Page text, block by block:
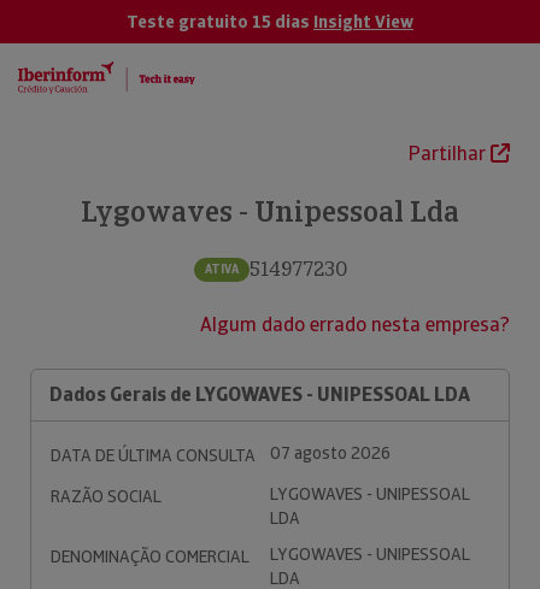
Teste gratuito 15 dias Insight View
Partilhar
Lygowaves - Unipessoal Lda
ATIVA 514977230
Algum dado errado nesta empresa?
Dados Gerais de LYGOWAVES - UNIPESSOAL LDA
DATA DE ÚLTIMA CONSULTA
07 agosto 2026
RAZÃO SOCIAL
LYGOWAVES - UNIPESSOAL
LDA
DENOMINAÇÃO COMERCIAL
LYGOWAVES - UNIPESSOAL
LDA